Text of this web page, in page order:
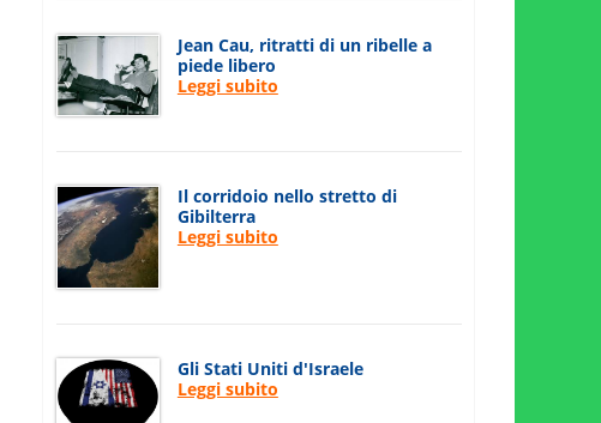
Jean Cau, ritratti di un ribelle a
piede libero
Leggi subito
Il corridoio nello stretto di
Gibilterra
Leggi subito
Gli Stati Uniti d'Israele
Leggi subito